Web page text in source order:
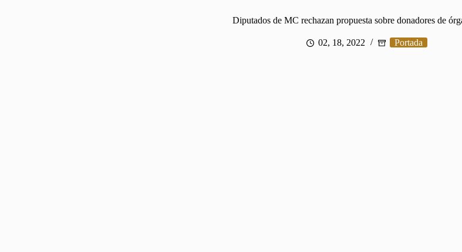
Diputados de MC rechazan propuesta sobre donadores de
02, 18, 2022 Portada